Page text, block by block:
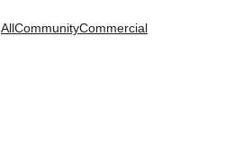
AllCommunityCommercial